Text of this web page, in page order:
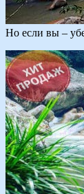
Но если вы –